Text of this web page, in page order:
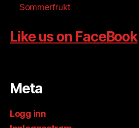
Sommerfrukt
Like us on FaceBook
Meta
Logg inn